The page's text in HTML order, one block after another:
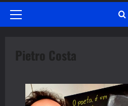
Primary
Pietro Costa